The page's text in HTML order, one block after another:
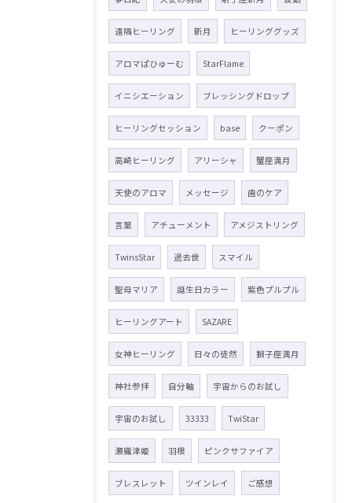
遠隔ヒーリング 新月 ヒーリンググッズ
アロマぱひゅーむ StarFlame
イニシエーション ブレッシングドロップ
ヒーリングセッション base クーポン
高崎ヒーリング アリーシャ 蟹座満月
天使のアロマ メッセージ 歯のケア
言葉 アチューメント アメジストリング
TwinsStar 過去世 スマイル
聖母マリア 誕生日カラー 紫色プルプル
ヒーリングアート SAZARE
女神ヒーリング 日々の徒然 獅子座満月
神社参拝 自分軸 宇宙からのお試し
宇宙のお試し 33333 TwiStar
瀬織津姫 羽根 ピンクサファイア
ブレスレット ツインレイ ご感想